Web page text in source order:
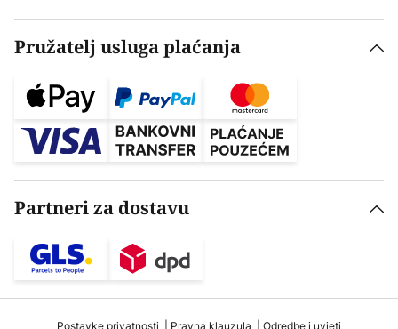
Pružatelj usluga plaćanja
Partneri za dostavu
Postavke privatnosti Pravna klauzula Odredbe i uvjeti